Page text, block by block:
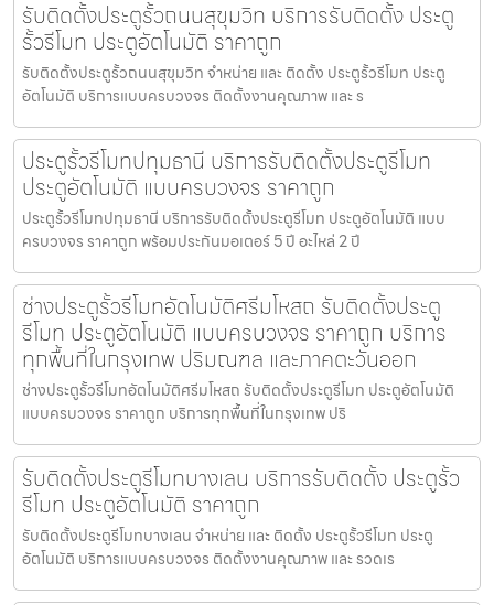
รับติดตั้งประตูรั้วถนนสุขุมวิท บริการรับติดตั้ง ประตู
รั้วรีโมท ประตูอัตโนมัติ ราคาถูก
รับติดตั้งประตูรั้วถนนสุขุมวิท จำหน่าย และ ติดตั้ง ประตูรั้วรีโมท ประตู
อัตโนมัติ บริการแบบครบวงจร ติดตั้งงานคุณภาพ และ ร
ประตูรั้วรีโมทปทุมธานี บริการรับติดตั้งประตูรีโมท
ประตูอัตโนมัติ แบบครบวงจร ราคาถูก
ประตูรั้วรีโมทปทุมธานี บริการรับติดตั้งประตูรีโมท ประตูอัตโนมัติ แบบ
ครบวงจร ราคาถูก พร้อมประกันมอเตอร์ 5 ปี อะไหล่ 2 ปี
ช่างประตูรั้วรีโมทอัตโนมัติศรีมโหสถ รับติดตั้งประตู
รีโมท ประตูอัตโนมัติ แบบครบวงจร ราคาถูก บริการ
ทุกพื้นที่ในกรุงเทพ ปริมณฑล และภาคตะวันออก
ช่างประตูรั้วรีโมทอัตโนมัติศรีมโหสถ รับติดตั้งประตูรีโมท ประตูอัตโนมัติ
แบบครบวงจร ราคาถูก บริการทุกพื้นที่ในกรุงเทพ ปริ
รับติดตั้งประตูรีโมทบางเลน บริการรับติดตั้ง ประตูรั้ว
รีโมท ประตูอัตโนมัติ ราคาถูก
รับติดตั้งประตูรีโมทบางเลน จำหน่าย และ ติดตั้ง ประตูรั้วรีโมท ประตู
อัตโนมัติ บริการแบบครบวงจร ติดตั้งงานคุณภาพ และ รวดเร